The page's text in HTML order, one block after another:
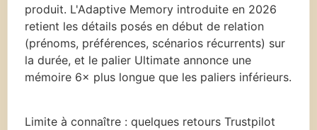
produit. L'Adaptive Memory introduite en 2026
retient les détails posés en début de relation
(prénoms, préférences, scénarios récurrents) sur
la durée, et le palier Ultimate annonce une
mémoire 6× plus longue que les paliers inférieurs.
Limite à connaître : quelques retours Trustpilot